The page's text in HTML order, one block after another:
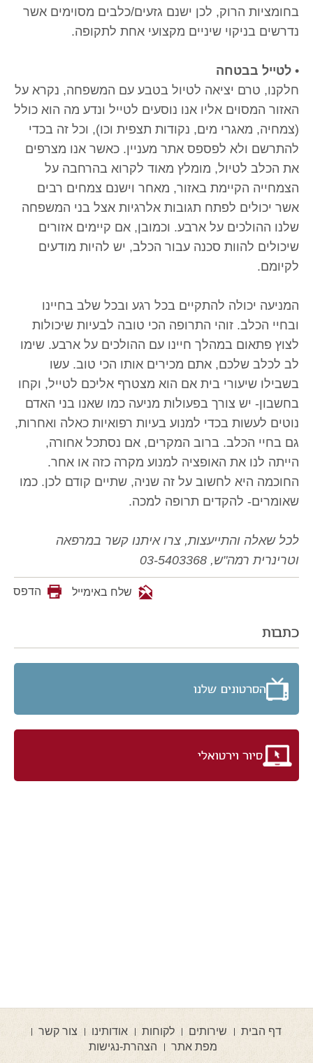
כתבות
הסרטונים שלנו
סיור וירטואלי
בחומציות הרוק, לכן ישנם גזעים/כלבים מסוימים אשר
נדרשים בניקוי שיניים מקצועי אחת לתקופה.
• לטייל בבטחה
חלקנו, טרם יציאה לטיול בטבע עם המשפחה, נקרא על
האזור המסוים אליו אנו נוסעים לטייל ונדע מה הוא כולל
(צמחיה, מאגרי מים, נקודות תצפית וכו), וכל זה בכדי
להתרשם ולא לפספס אתר מעניין. כאשר אנו מצרפים
את הכלב לטיול, מומלץ מאוד לקרוא בהרחבה על
הצמחייה הקיימת באזור, מאחר וישנם צמחים רבים
אשר יכולים לפתח תגובות אלרגיות אצל בני המשפחה
שלנו ההולכים על ארבע. וכמובן, אם קיימים אזורים
שיכולים להוות סכנה עבור הכלב, יש להיות מודעים
לקיומם.
המניעה יכולה להתקיים בכל רגע ובכל שלב בחיינו
ובחיי הכלב. זוהי התרופה הכי טובה לבעיות שיכולות
לצוץ פתאום במהלך חיינו עם ההולכים על ארבע. שימו
לב לכלב שלכם, אתם מכירים אותו הכי טוב. עשו
בשבילו שיעורי בית אם הוא מצטרף אליכם לטייל, וקחו
בחשבון- יש צורך בפעולות מניעה כמו שאנו בני האדם
נוטים לעשות בכדי למנוע בעיות רפואיות כאלה ואחרות,
גם בחיי הכלב. ברוב המקרים, אם נסתכל אחורה,
הייתה לנו את האופציה למנוע מקרה כזה או אחר.
החוכמה היא לחשוב על זה שניה, שתיים קודם לכן. כמו
שאומרים- להקדים תרופה למכה.
לכל שאלה והתייעצות, צרו איתנו קשר במרפאה
וטרינרית רמה"ש, 03-5403368
שלח באימייל הדפס
דף הבית שירותים לקוחות אודותינו
צור קשר
מפת אתר
הצהרת-נגישות